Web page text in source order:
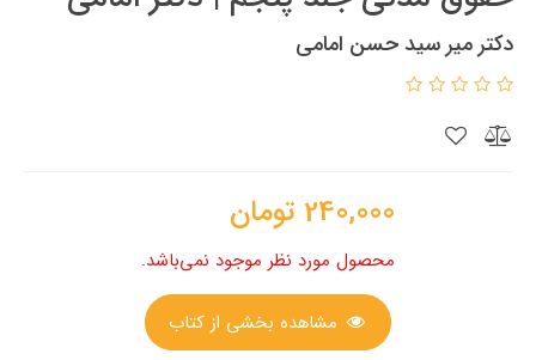
دکتر میر سید حسن امامی
240,000 تومان
محصول مورد نظر موجود نمی‌باشد.
مشاهده بخشی از کتاب